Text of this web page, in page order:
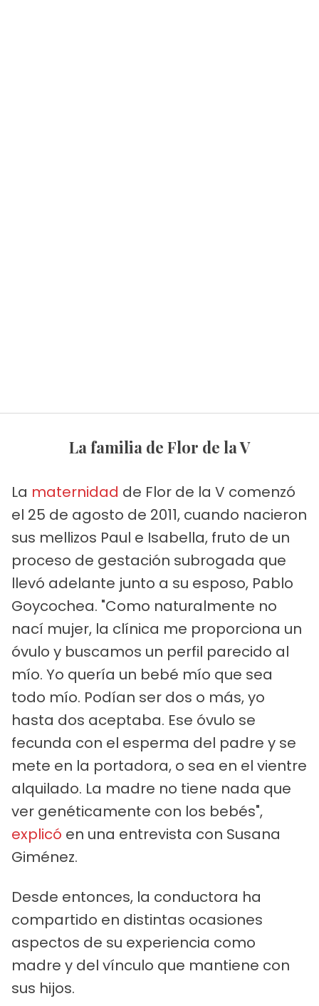
La familia de Flor de la V
La maternidad de Flor de la V comenzó
el 25 de agosto de 2011, cuando nacieron
sus mellizos Paul e Isabella, fruto de un
proceso de gestación subrogada que
llevó adelante junto a su esposo, Pablo
Goycochea. "Como naturalmente no
nací mujer, la clínica me proporciona un
óvulo y buscamos un perfil parecido al
mío. Yo quería un bebé mío que sea
todo mío. Podían ser dos o más, yo
hasta dos aceptaba. Ese óvulo se
fecunda con el esperma del padre y se
mete en la portadora, o sea en el vientre
alquilado. La madre no tiene nada que
ver genéticamente con los bebés",
explicó en una entrevista con Susana
Giménez.
Desde entonces, la conductora ha
compartido en distintas ocasiones
aspectos de su experiencia como
madre y del vínculo que mantiene con
sus hijos.